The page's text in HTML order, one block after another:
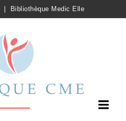
Bibliothèque Medic Elle